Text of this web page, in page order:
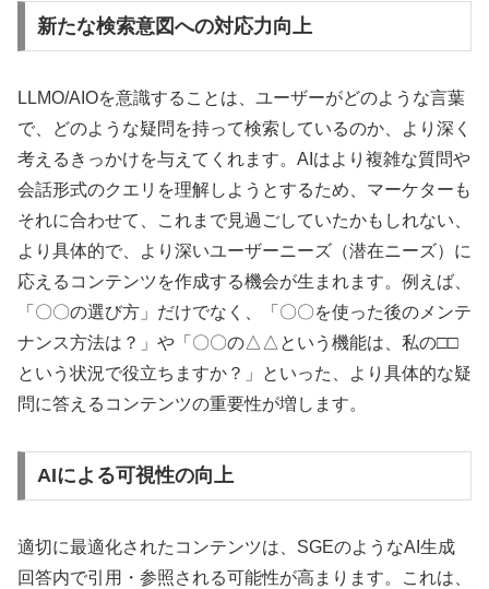
新たな検索意図への対応力向上
LLMO/AIOを意識することは、ユーザーがどのような言葉
で、どのような疑問を持って検索しているのか、より深く
考えるきっかけを与えてくれます。AIはより複雑な質問や
会話形式のクエリを理解しようとするため、マーケターも
それに合わせて、これまで見過ごしていたかもしれない、
より具体的で、より深いユーザーニーズ（潜在ニーズ）に
応えるコンテンツを作成する機会が生まれます。例えば、
「〇〇の選び方」だけでなく、「〇〇を使った後のメンテ
ナンス方法は？」や「〇〇の△△という機能は、私の□□
という状況で役立ちますか？」といった、より具体的な疑
問に答えるコンテンツの重要性が増します。
AIによる可視性の向上
適切に最適化されたコンテンツは、SGEのようなAI生成
回答内で引用・参照される可能性が高まります。これは、